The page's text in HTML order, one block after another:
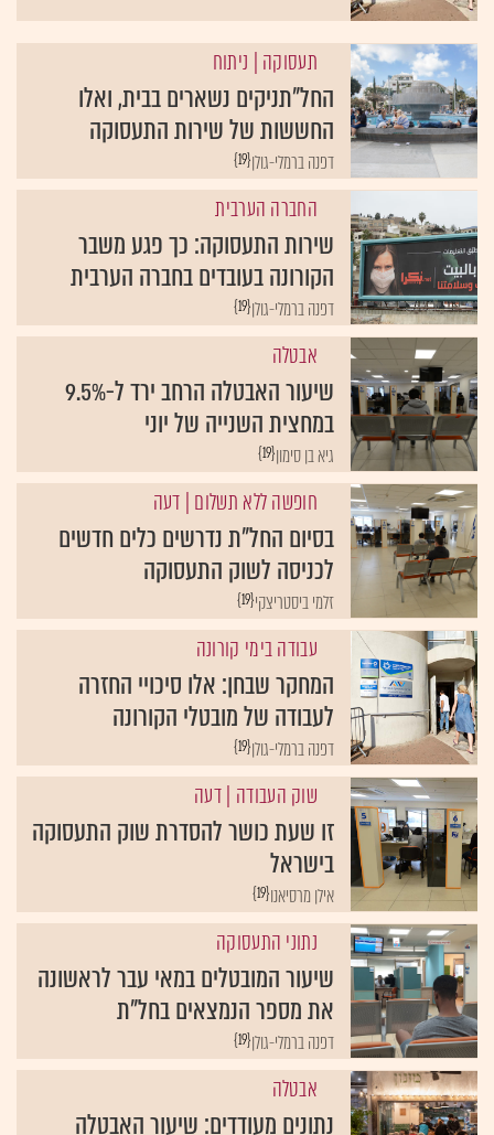
תעסוקה | ניתוח
החל”תניקים נשארים בבית, ואלו
החששות של שירות התעסוקה
{19}דפנה ברמלי-גולן
החברה הערבית
שירות התעסוקה: כך פגע משבר
הקורונה בעובדים בחברה הערבית
{19}דפנה ברמלי-גולן
אבטלה
שיעור האבטלה הרחב ירד ל-9.5%
במחצית השנייה של יוני
{19}גיא בן סימון
חופשה ללא תשלום | דעה
בסיום החל"ת נדרשים כלים חדשים
לכניסה לשוק התעסוקה
{19}זלמי ביסטריצקי
עבודה בימי קורונה
המחקר שבחן: אלו סיכויי החזרה
לעבודה של מובטלי הקורונה
{19}דפנה ברמלי-גולן
שוק העבודה | דעה
זו שעת כושר להסדרת שוק התעסוקה
בישראל
{19}אילן מרסיאנו
נתוני התעסוקה
שיעור המובטלים במאי עבר לראשונה
את מספר הנמצאים בחל"ת
{19}דפנה ברמלי-גולן
אבטלה
נתונים מעודדים: שיעור האבטלה